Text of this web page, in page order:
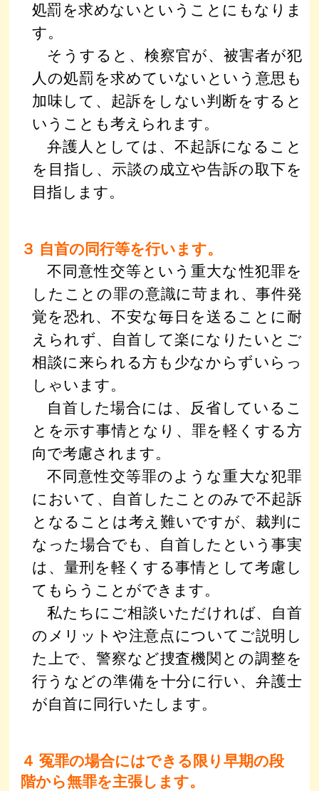
処罰を求めないということにもなりま
す。
そうすると、検察官が、被害者が犯
人の処罰を求めていないという意思も
加味して、起訴をしない判断をすると
いうことも考えられます。
弁護人としては、不起訴になること
を目指し、示談の成立や告訴の取下を
目指します。
３ 自首の同行等を行います。
不同意性交等という重大な性犯罪を
したことの罪の意識に苛まれ、事件発
覚を恐れ、不安な毎日を送ることに耐
えられず、自首して楽になりたいとご
相談に来られる方も少なからずいらっ
しゃいます。
自首した場合には、反省しているこ
とを示す事情となり、罪を軽くする方
向で考慮されます。
不同意性交等罪のような重大な犯罪
において、自首したことのみで不起訴
となることは考え難いですが、裁判に
なった場合でも、自首したという事実
は、量刑を軽くする事情として考慮し
てもらうことができます。
私たちにご相談いただければ、自首
のメリットや注意点についてご説明し
た上で、警察など捜査機関との調整を
行うなどの準備を十分に行い、弁護士
が自首に同行いたします。
４ 冤罪の場合にはできる限り早期の段
階から無罪を主張します。